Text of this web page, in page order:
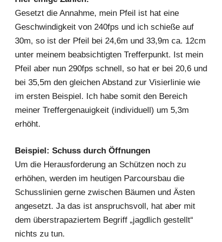
Gesetzt die Annahme, mein Pfeil ist hat eine
Geschwindigkeit von 240fps und ich schieße auf
30m, so ist der Pfeil bei 24,6m und 33,9m ca. 12cm
unter meinem beabsichtigten Trefferpunkt. Ist mein
Pfeil aber nun 290fps schnell, so hat er bei 20,6 und
bei 35,5m den gleichen Abstand zur Visierlinie wie
im ersten Beispiel. Ich habe somit den Bereich
meiner Treffergenauigkeit (individuell) um 5,3m
erhöht.
Beispiel: Schuss durch Öffnungen
Um die Herausforderung an Schützen noch zu
erhöhen, werden im heutigen Parcoursbau die
Schusslinien gerne zwischen Bäumen und Ästen
angesetzt. Ja das ist anspruchsvoll, hat aber mit
dem überstrapaziertem Begriff „jagdlich gestellt“
nichts zu tun.